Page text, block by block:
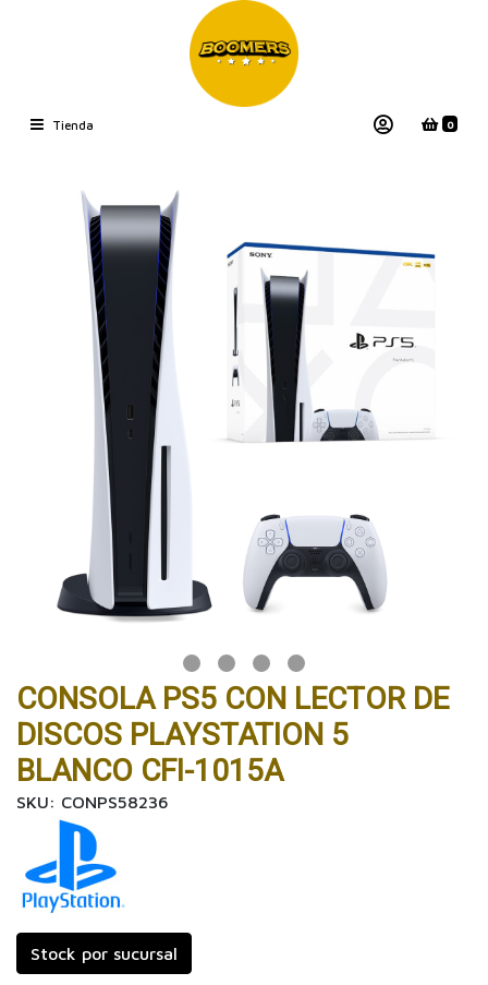
Tienda 0
CONSOLA PS5 CON LECTOR DE
DISCOS PLAYSTATION 5
BLANCO CFI-1015A
SKU: CONPS58236
Stock por sucursal